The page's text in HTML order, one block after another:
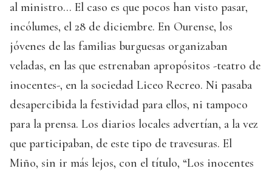
al ministro… El caso es que pocos han visto pasar,
incólumes, el 28 de diciembre. En Ourense, los
jóvenes de las familias burguesas organizaban
veladas, en las que estrenaban apropósitos -teatro de
inocentes-, en la sociedad Liceo Recreo. Ni pasaba
desapercibida la festividad para ellos, ni tampoco
para la prensa. Los diarios locales advertían, a la vez
que participaban, de este tipo de travesuras. El
Miño, sin ir más lejos, con el título, “Los inocentes